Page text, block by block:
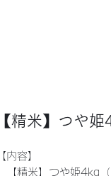
【精米】つや
【内容】
【精米】つや姫4kg